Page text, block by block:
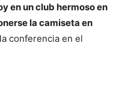
en un club hermoso en
la camiseta en
conferencia en el